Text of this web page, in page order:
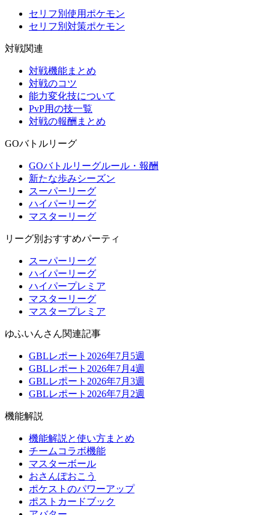
セリフ別使用ポケモン
セリフ別対策ポケモン
対戦関連
対戦機能まとめ
対戦のコツ
能力変化技について
PvP用の技一覧
対戦の報酬まとめ
GOバトルリーグ
GOバトルリーグルール・報酬
新たな歩みシーズン
スーパーリーグ
ハイパーリーグ
マスターリーグ
リーグ別おすすめパーティ
スーパーリーグ
ハイパーリーグ
ハイパープレミア
マスターリーグ
マスタープレミア
ゆふいんさん関連記事
GBLレポート2026年7月5週
GBLレポート2026年7月4週
GBLレポート2026年7月3週
GBLレポート2026年7月2週
機能解説
機能解説と使い方まとめ
チームコラボ機能
マスターボール
おさんぽおこう
ポケストのパワーアップ
ポストカードブック